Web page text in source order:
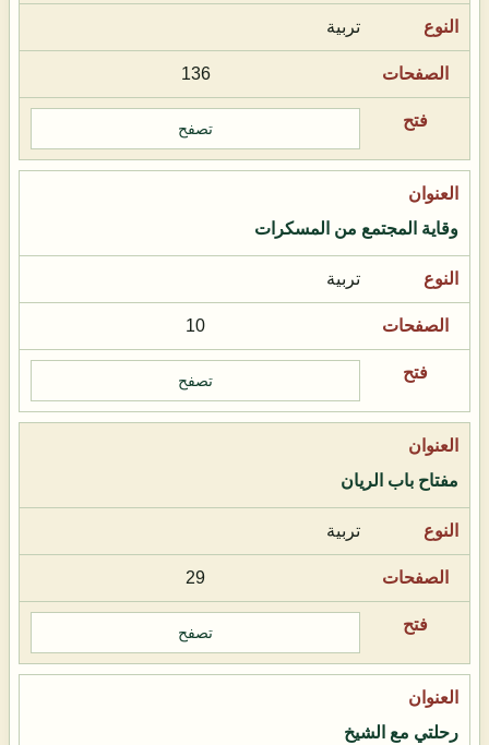
تربية
136
تصفح
وقاية المجتمع من المسكرات
تربية
10
تصفح
مفتاح باب الريان
تربية
29
تصفح
رحلتي مع الشيخ